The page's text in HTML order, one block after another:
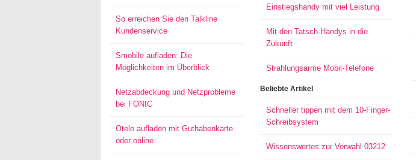
So erreichen Sie den Talkline
Kundenservice
Smobile aufladen: Die
Möglichkeiten im Überblick
Netzabdeckung und Netzprobleme
bei FONIC
Otelo aufladen mit Guthabenkarte
oder online
Einstiegshandy mit viel Leistung
Mit den Tatsch-Handys in die
Zukunft
Strahlungsarme Mobil-Telefone
Beliebte Artikel
Schneller tippen mit dem 10-Finger-
Schreibsystem
Wissenswertes zur Vorwahl 03212